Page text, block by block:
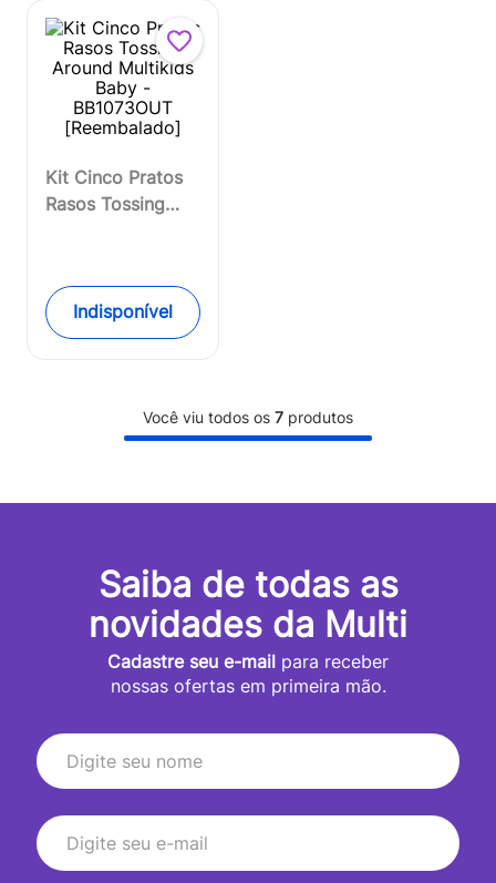
Kit Cinco Pratos
Rasos Tossing
BB1073OUT
[Reembalado]
Indisponível
Você viu todos os 7 produtos
Saiba de todas as
novidades da Multi
Cadastre seu e-mail para receber
nossas ofertas em primeira mão.